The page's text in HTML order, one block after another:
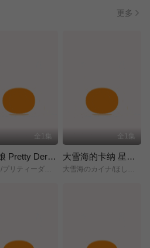
更多
全1集
赛马娘 Pretty Derby 新时代之门
全1集
大雪海的卡纳 星之贤者